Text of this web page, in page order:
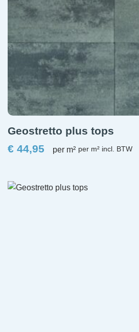
Geostretto plus tops
€ 44,95 per m²